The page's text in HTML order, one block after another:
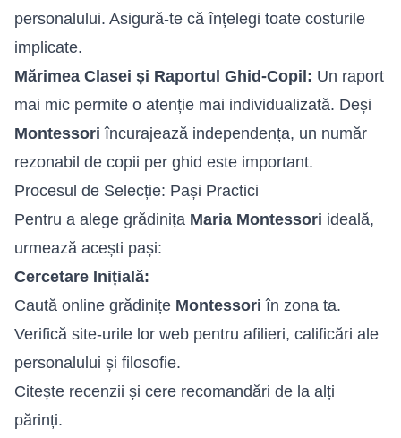
personalului. Asigură-te că înțelegi toate costurile
implicate.
Mărimea Clasei și Raportul Ghid-Copil: Un raport
mai mic permite o atenție mai individualizată. Deși
Montessori încurajează independența, un număr
rezonabil de copii per ghid este important.
Procesul de Selecție: Pași Practici
Pentru a alege grădinița Maria Montessori ideală,
urmează acești pași:
Cercetare Inițială:
Caută online grădinițe Montessori în zona ta.
Verifică site-urile lor web pentru afilieri, calificări ale
personalului și filosofie.
Citește recenzii și cere recomandări de la alți
părinți.